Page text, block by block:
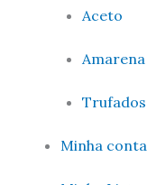
Aceto
Amarena
Trufados
Minha conta